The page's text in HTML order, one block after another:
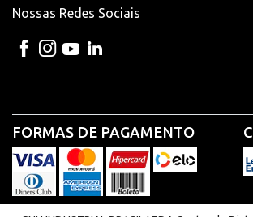
Nossas Redes Sociais
FORMAS DE PAGAMENTO